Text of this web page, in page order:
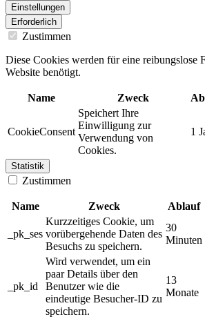
Einstellungen
Erforderlich
Zustimmen
Diese Cookies werden für eine reibungslose
Website benötigt.
Name Zweck
CookieConsent
Speichert Ihre
Einwilligung zur
Verwendung von
Cookies.
1
Statistik
Zustimmen
Name Zweck Ablauf
_pk_ses
Kurzzeitiges Cookie, um
vorübergehende Daten des
Besuchs zu speichern.
30
Minuten
_pk_id
Wird verwendet, um ein
paar Details über den
Benutzer wie die
eindeutige Besucher-ID zu
speichern.
13
Monate